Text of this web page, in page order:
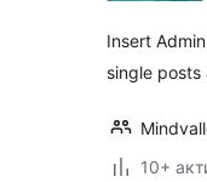
Insert
single posts
10+